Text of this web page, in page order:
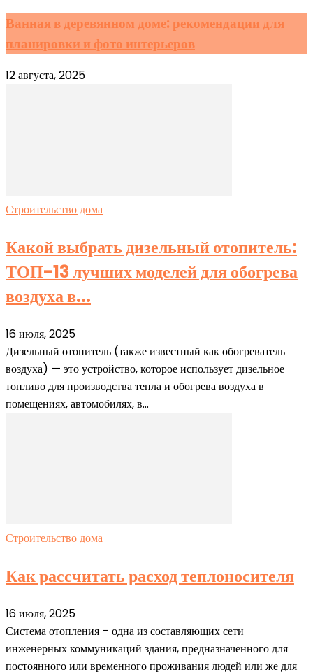
Ванная в деревянном доме: рекомендации для
планировки и фото интерьеров
12 августа, 2025
Строительство дома
Какой выбрать дизельный отопитель:
ТОП-13 лучших моделей для обогрева
воздуха в...
16 июля, 2025
Дизельный отопитель (также известный как обогреватель
воздуха) — это устройство, которое использует дизельное
топливо для производства тепла и обогрева воздуха в
помещениях, автомобилях, в...
Строительство дома
Как рассчитать расход теплоносителя
16 июля, 2025
Система отопления – одна из составляющих сети
инженерных коммуникаций здания, предназначенного для
постоянного или временного проживания людей или же для